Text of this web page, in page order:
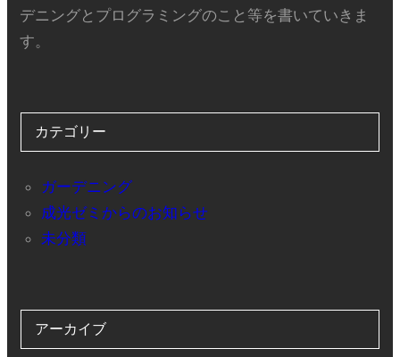
デニングとプログラミングのこと等を書いていきま
す。
カテゴリー
ガーデニング
成光ゼミからのお知らせ
未分類
アーカイブ